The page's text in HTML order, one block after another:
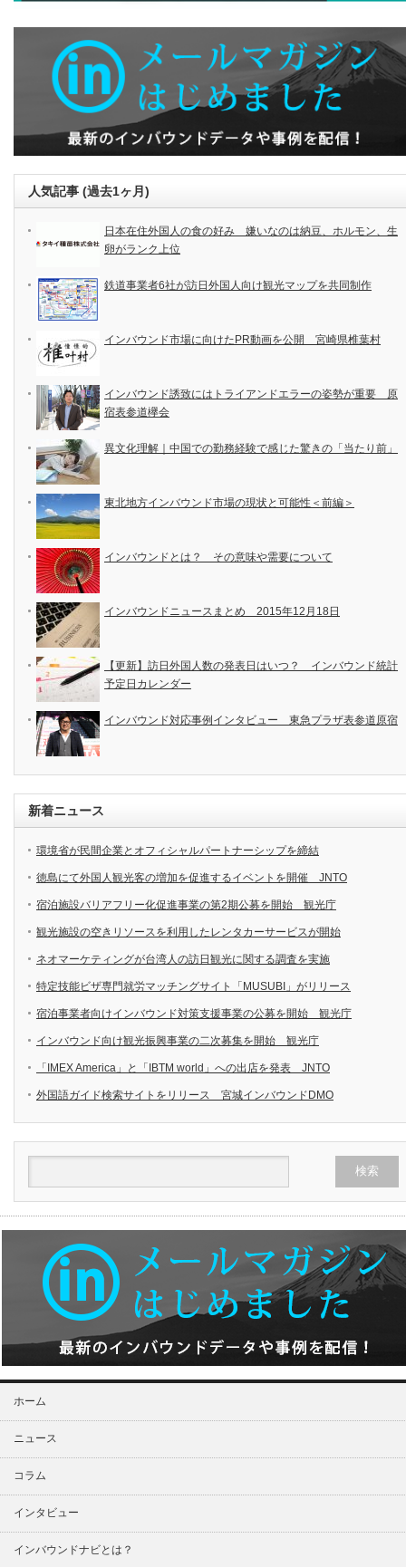
人気記事 (過去1ヶ月)
日本在住外国人の食の好み 嫌いなのは納豆、ホルモン、生
卵がランク上位
鉄道事業者6社が訪日外国人向け観光マップを共同制作
インバウンド市場に向けたPR動画を公開 宮崎県椎葉村
インバウンド誘致にはトライアンドエラーの姿勢が重要 原
宿表参道欅会
異文化理解｜中国での勤務経験で感じた驚きの「当たり前」
東北地方インバウンド市場の現状と可能性＜前編＞
インバウンドとは？ その意味や需要について
インバウンドニュースまとめ 2015年12月18日
【更新】訪日外国人数の発表日はいつ？ インバウンド統計
予定日カレンダー
インバウンド対応事例インタビュー 東急プラザ表参道原宿
新着ニュース
環境省が民間企業とオフィシャルパートナーシップを締結
徳島にて外国人観光客の増加を促進するイベントを開催 JNTO
宿泊施設バリアフリー化促進事業の第2期公募を開始 観光庁
観光施設の空きリソースを利用したレンタカーサービスが開始
ネオマーケティングが台湾人の訪日観光に関する調査を実施
特定技能ビザ専門就労マッチングサイト「MUSUBI」がリリース
宿泊事業者向けインバウンド対策支援事業の公募を開始 観光庁
インバウンド向け観光振興事業の二次募集を開始 観光庁
「IMEX America」と「IBTM world」への出店を発表 JNTO
外国語ガイド検索サイトをリリース 宮城インバウンドDMO
ホーム
ニュース
コラム
インタビュー
インバウンドナビとは？